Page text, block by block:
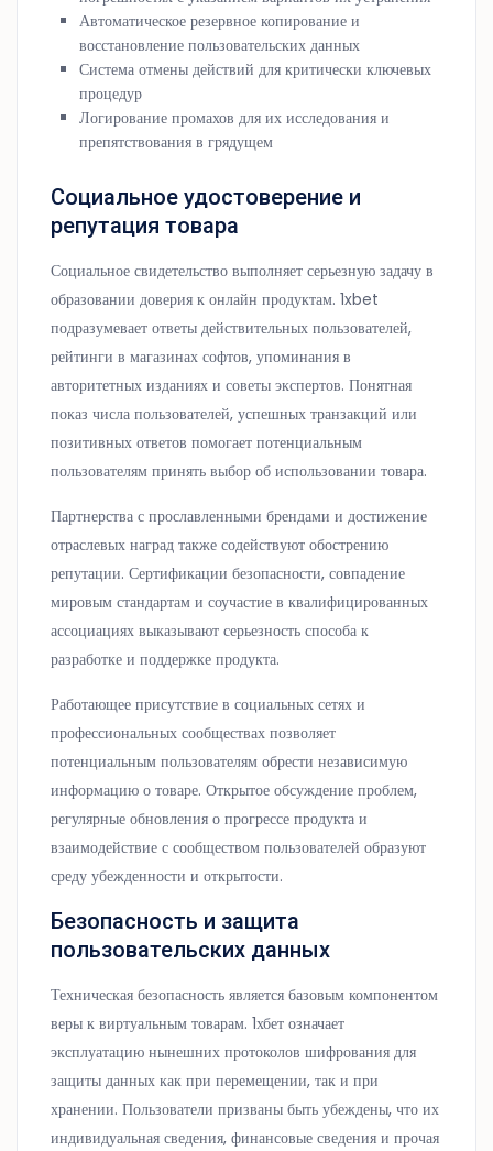
Автоматическое резервное копирование и
восстановление пользовательских данных
Система отмены действий для критически ключевых
процедур
Логирование промахов для их исследования и
препятствования в грядущем
Социальное удостоверение и
репутация товара
Социальное свидетельство выполняет серьезную задачу в
образовании доверия к онлайн продуктам. 1xbet
подразумевает ответы действительных пользователей,
рейтинги в магазинах софтов, упоминания в
авторитетных изданиях и советы экспертов. Понятная
показ числа пользователей, успешных транзакций или
позитивных ответов помогает потенциальным
пользователям принять выбор об использовании товара.
Партнерства с прославленными брендами и достижение
отраслевых наград также содействуют обострению
репутации. Сертификации безопасности, совпадение
мировым стандартам и соучастие в квалифицированных
ассоциациях выказывают серьезность способа к
разработке и поддержке продукта.
Работающее присутствие в социальных сетях и
профессиональных сообществах позволяет
потенциальным пользователям обрести независимую
информацию о товаре. Открытое обсуждение проблем,
регулярные обновления о прогрессе продукта и
взаимодействие с сообществом пользователей образуют
среду убежденности и открытости.
Безопасность и защита
пользовательских данных
Техническая безопасность является базовым компонентом
веры к виртуальным товарам. 1хбет означает
эксплуатацию нынешних протоколов шифрования для
защиты данных как при перемещении, так и при
хранении. Пользователи призваны быть убеждены, что их
индивидуальная сведения, финансовые сведения и прочая